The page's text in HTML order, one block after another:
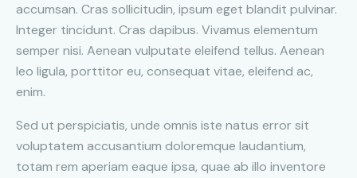
accumsan. Cras sollicitudin, ipsum eget blandit pulvinar.
Integer tincidunt. Cras dapibus. Vivamus elementum
semper nisi. Aenean vulputate eleifend tellus. Aenean
leo ligula, porttitor eu, consequat vitae, eleifend ac,
enim.
Sed ut perspiciatis, unde omnis iste natus error sit
voluptatem accusantium doloremque laudantium,
totam rem aperiam eaque ipsa, quae ab illo inventore